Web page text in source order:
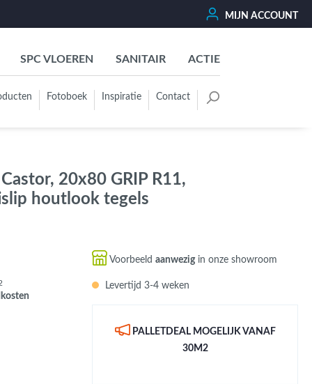
MIJN ACCOUNT
SPC VLOEREN SANITAIR ACTIE
Grijs - Antraciet - Zwart
Groen - Olive - Jade - Sage
Bruin - Cotto - Moka
Fotoboek Inspiratie Contact
20x80 GRIP R11,
houtlook tegels
Voorbeeld aanwezigin onze showroom
Levertijd 3-4 weken
PALLETDEAL MOGELIJK VANAF
30M2